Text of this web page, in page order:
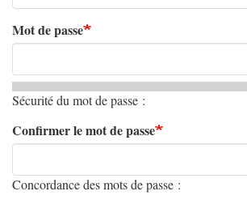
Mot de passe
Sécurité du mot de passe :
Confirmer le mot de passe
Concordance des mots de passe :